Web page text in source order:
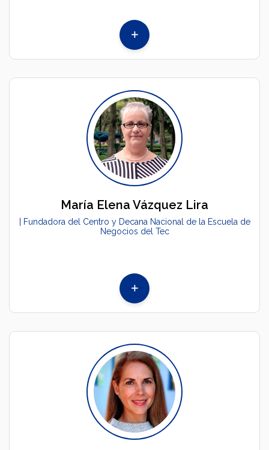
María Elena Vázquez Lira
| Fundadora del Centro y Decana Nacional de la Escuela de
Negocios del Tec